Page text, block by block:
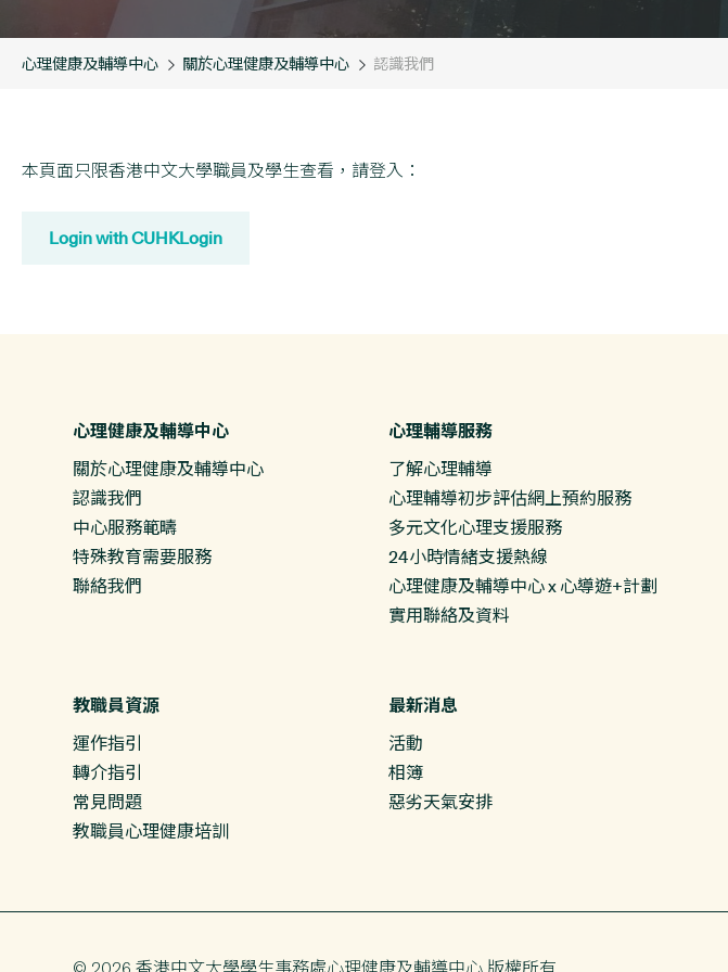
心理健康及輔導中心 關於心理健康及輔導中心 認識我們
本頁面只限香港中文大學職員及學生查看，請登入：
Login with CUHKLogin
心理健康及輔導中心
關於心理健康及輔導中心
認識我們
中心服務範疇
特殊教育需要服務
聯絡我們
心理輔導服務
了解心理輔導
心理輔導初步評估網上預約服務
多元文化心理支援服務
24小時情緒支援熱線
心理健康及輔導中心 x 心導遊+計劃
實用聯絡及資料
教職員資源
運作指引
轉介指引
常見問題
教職員心理健康培訓
最新消息
活動
相簿
惡劣天氣安排